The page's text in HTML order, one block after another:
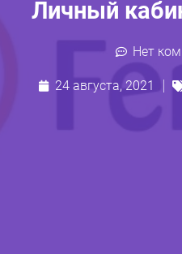
Личный
Нет
24 августа, 2021